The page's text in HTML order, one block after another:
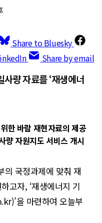
Share to Bluesky
Share by email
량 자료를 ‘재생에너
한 바람 재현자료의 제공
량 자원지도 서비스 개시
의 국정과제에 맞춰 재
고자, ‘재생에너지 기
을 마련하여 오늘부